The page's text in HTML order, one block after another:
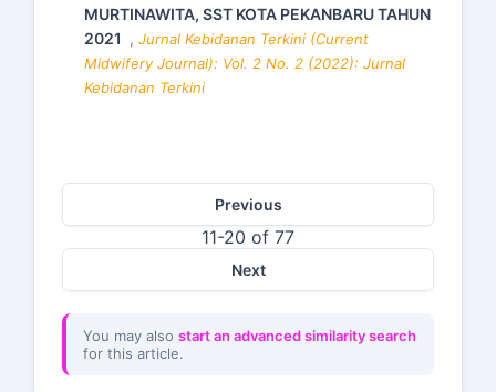
MURTINAWITA, SST KOTA PEKANBARU TAHUN
2021 , Jurnal Kebidanan Terkini (Current
Midwifery Journal): Vol. 2 No. 2 (2022): Jurnal
Kebidanan Terkini
Previous
11-20 of 77
Next
You may also start an advanced similarity search
for this article.